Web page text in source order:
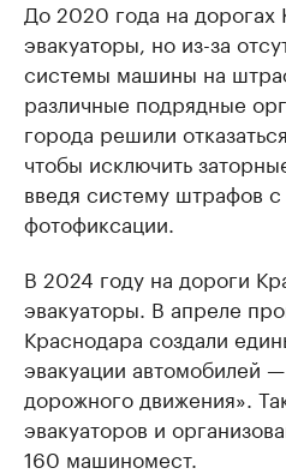
До 2020 года на дорогах
эвакуаторы, но из-за
системы машины на
различные подрядные
города решили
чтобы исключить
введя систему штрафов
фотофиксации.
В 2024 году на дороги
эвакуаторы. В апреле
Краснодара создали
эвакуации автомобилей
дорожного движения».
эвакуаторов и
160 машиномест.